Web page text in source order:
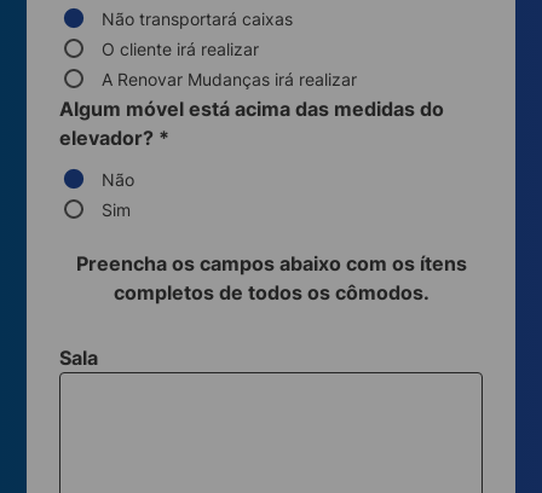
Não transportará caixas
O cliente irá realizar
A Renovar Mudanças irá realizar
Algum móvel está acima das medidas do
elevador? *
Não
Sim
Preencha os campos abaixo com os ítens
completos de todos os cômodos.
Sala